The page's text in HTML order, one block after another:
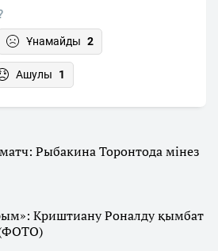
Ұнамайды 2
Ашулы 1
Рыбакина Торонтода мінез
Криштиану Роналду қымбат
(ФОТО)